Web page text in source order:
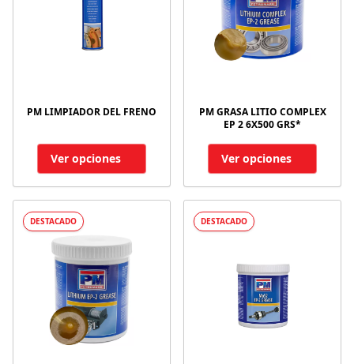
PM LIMPIADOR DEL FRENO
Ver opciones
PM GRASA LITIO COMPLEX
EP 2 6X500 GRS*
Ver opciones
DESTACADO DESTACADO